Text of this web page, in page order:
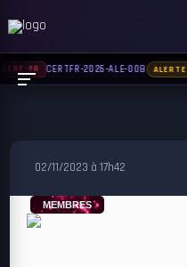
02/11/2023 à 17h42
MEMBRES
CERT-FR CERTFR-2026-ALE-008 ALERTE